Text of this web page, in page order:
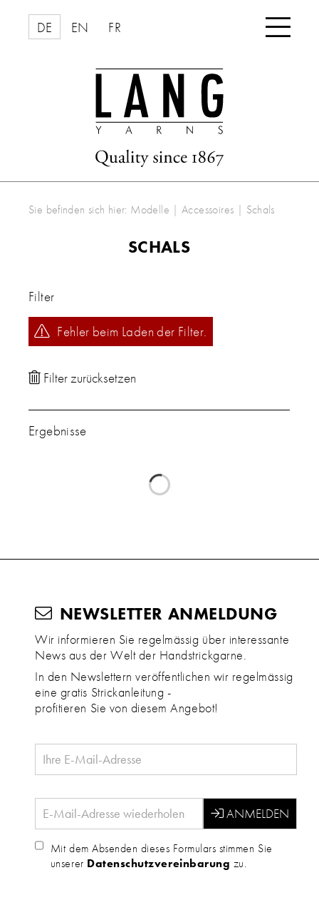
DE EN FR 
Sie befinden sich hier: Modelle |Accessoires | Schals
SCHALS
Filter
Fehler beim Laden der Filter.
Ergebnisse
NEWSLETTER ANMELDUNG
Wir informieren Sie regelmässig über interessante
News aus der Welt der Handstrickgarne.
In den Newslettern veröffentlichen wir regelmässig
eine gratis Strickanleitung -
profitieren Sie von diesem Angebot!
Mit dem Absenden dieses Formulars stimmen Sie
unserer Datenschutzvereinbarung zu.